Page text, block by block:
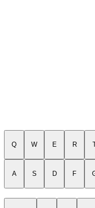
Q W E R
A S D F